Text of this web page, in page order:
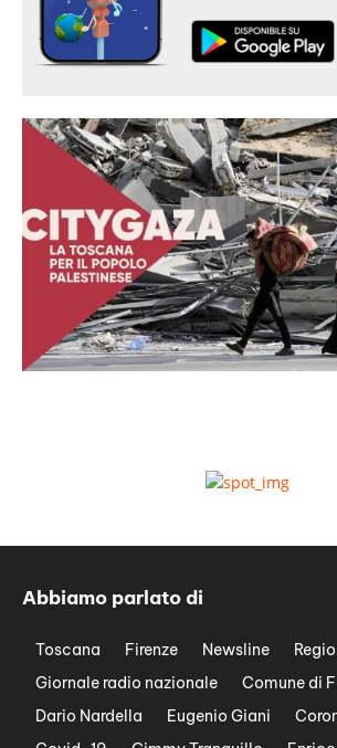
Abbiamo parlato di
Toscana Firenze Newsline
Giornale radio nazionale
Comune di
Dario Nardella
Eugenio Giani